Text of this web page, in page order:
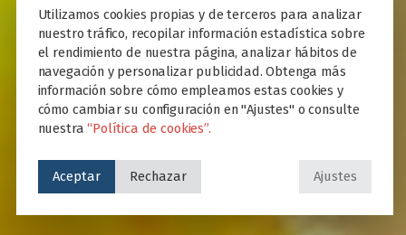
ETE
Utilizamos cookies propias y de terceros para analizar
nuestro tráfico, recopilar información estadística sobre
el rendimiento de nuestra página, analizar hábitos de
navegación y personalizar publicidad. Obtenga más
información sobre cómo empleamos estas cookies y
cómo cambiar su configuración en "Ajustes" o consulte
nuestra“Política de cookies”.
Aceptar Rechazar Ajustes